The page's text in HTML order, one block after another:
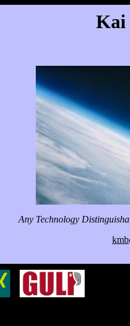
Kai
Any Technology